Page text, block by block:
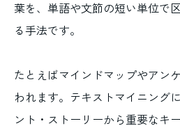
葉を、単語や文節の短い単位で
る手法です。
たとえばマインドマップやアン
われます。テキストマイニング
ント・ストーリーから重要なキ